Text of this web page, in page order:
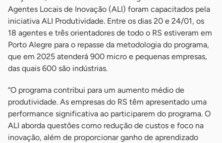
Agentes Locais de Inovação (ALI) foram capacitados pela
iniciativa ALI Produtividade. Entre os dias 20 e 24/01, os
18 agentes e três orientadores de todo o RS estiveram em
Porto Alegre para o repasse da metodologia do programa,
que em 2025 atenderá 900 micro e pequenas empresas,
das quais 600 são indústrias.
“O programa contribui para um aumento médio de
produtividade. As empresas do RS têm apresentado uma
performance significativa ao participarem do programa. O
ALI aborda questões como redução de custos e foco na
inovação, além de proporcionar ganho de aprendizado